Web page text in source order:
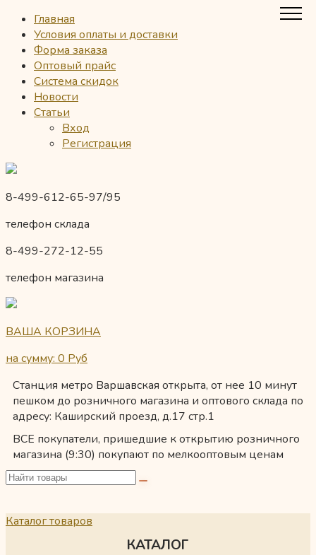
Главная
Условия оплаты и доставки
Форма заказа
Оптовый прайс
Система скидок
Новости
Статьи
Вход
Регистрация
8-499-612-65-97/95
телефон склада
8-499-272-12-55
телефон магазина
ВАША КОРЗИНА
на сумму: 0 Руб
Станция метро Варшавская открыта, от нее 10 минут
пешком до розничного магазина и оптового склада по
адресу: Каширский проезд, д.17 стр.1
ВСЕ покупатели, пришедшие к открытию розничного
магазина (9:30) покупают по мелкооптовым ценам
Каталог товаров
КАТАЛОГ